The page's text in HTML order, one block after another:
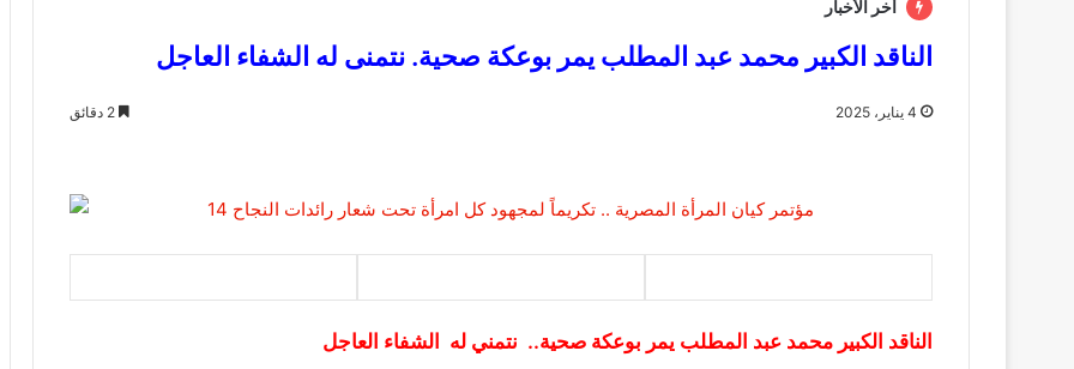
أخر الأخبار
الناقد الكبير محمد عبد المطلب يمر بوعكة صحية. نتمنى له الشفاء العاجل
4 يناير، 2025
الناقد الكبير محمد عبد المطلب يمر بوعكة صحية.. نتمني له الشفاء العاجل